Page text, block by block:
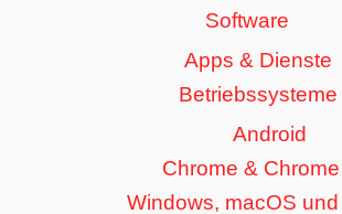
Software
Apps & Dienste
Betriebssysteme
Android
Chrome &
Windows, macOS